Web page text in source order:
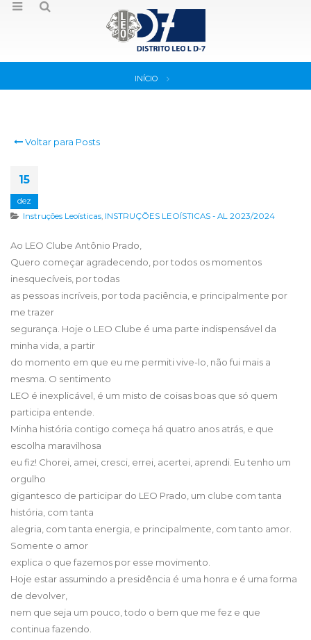
INÍCIO
Voltar para Posts
15
dez
Instruções Leoísticas, INSTRUÇÕES LEOÍSTICAS - AL 2023/2024
Ao LEO Clube Antônio Prado,
Quero começar agradecendo, por todos os momentos
inesquecíveis, por todas
as pessoas incríveis, por toda paciência, e principalmente por
me trazer
segurança. Hoje o LEO Clube é uma parte indispensável da
minha vida, a partir
do momento em que eu me permiti vive-lo, não fui mais a
mesma. O sentimento
LEO é inexplicável, é um misto de coisas boas que só quem
participa entende.
Minha história contigo começa há quatro anos atrás, e que
escolha maravilhosa
eu fiz! Chorei, amei, cresci, errei, acertei, aprendi. Eu tenho um
orgulho
gigantesco de participar do LEO Prado, um clube com tanta
história, com tanta
alegria, com tanta energia, e principalmente, com tanto amor.
Somente o amor
explica o que fazemos por esse movimento.
Hoje estar assumindo a presidência é uma honra e é uma forma
de devolver,
nem que seja um pouco, todo o bem que me fez e que
continua fazendo.